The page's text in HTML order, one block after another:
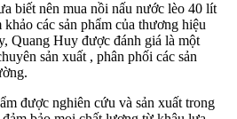
biết nên mua nồi nấu nước lèo 40 lít
các sản phẩm của thương hiệu
Quang Huy được đánh giá là một
sản xuất , phân phối các sản
được nghiên cứu và sản xuất trong